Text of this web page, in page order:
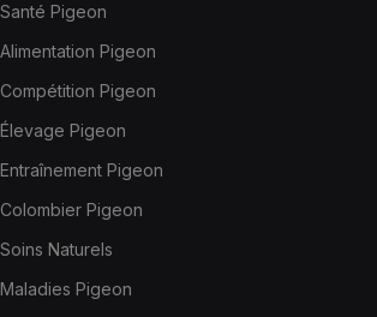
Santé Pigeon
Alimentation Pigeon
Compétition Pigeon
Élevage Pigeon
Entraînement Pigeon
Colombier Pigeon
Soins Naturels
Maladies Pigeon